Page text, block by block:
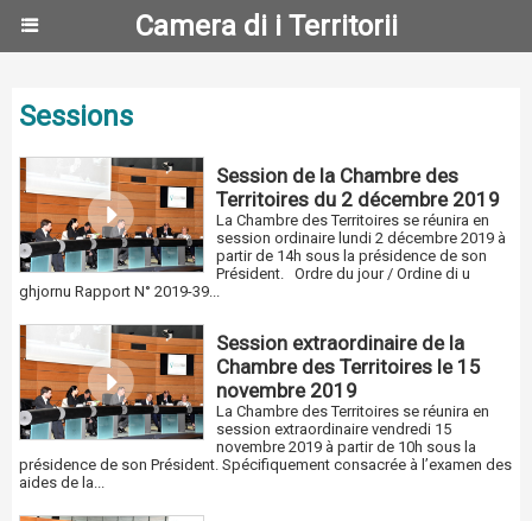
Camera di i Territorii
Sessions
Session de la Chambre des
Territoires du 2 décembre 2019
La Chambre des Territoires se réunira en
session ordinaire lundi 2 décembre 2019 à
partir de 14h sous la présidence de son
Président. Ordre du jour / Ordine di u
ghjornu Rapport N° 2019-39...
Session extraordinaire de la
Chambre des Territoires le 15
novembre 2019
La Chambre des Territoires se réunira en
session extraordinaire vendredi 15
novembre 2019 à partir de 10h sous la
présidence de son Président. Spécifiquement consacrée à l’examen des
aides de la...